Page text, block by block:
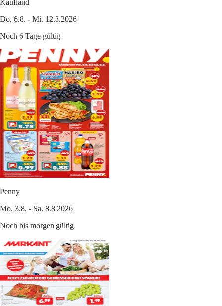
Kaufland
Do. 6.8. - Mi. 12.8.2026
Noch 6 Tage gültig
Penny
Mo. 3.8. - Sa. 8.8.2026
Noch bis morgen gültig